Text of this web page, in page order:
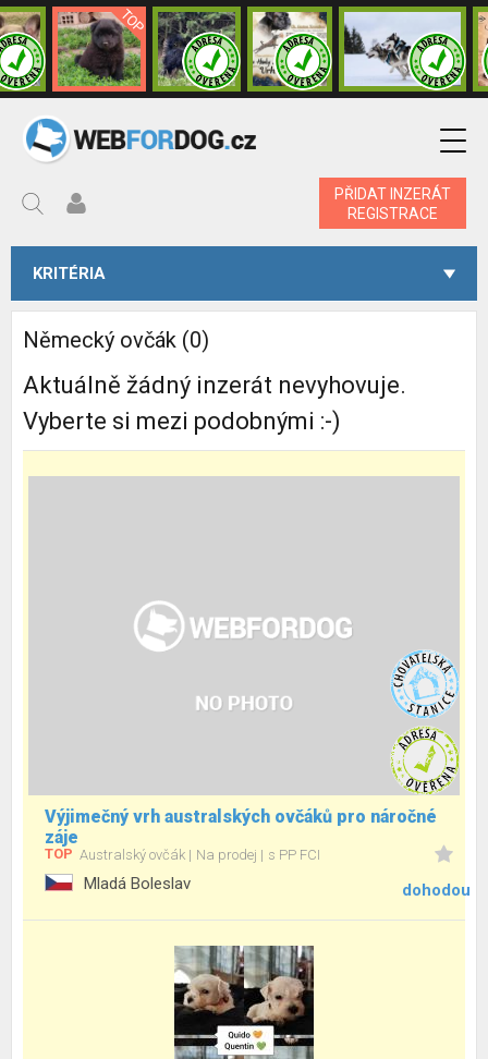
PŘIDAT INZERÁT
REGISTRACE
KRITÉRIA
Německý ovčák (0)
Aktuálně žádný inzerát nevyhovuje.
Vyberte si mezi podobnými :-)
Výjimečný vrh australských ovčáků pro náročné
záje
TOP Australský ovčák Na prodej s PP FCI
Mladá Boleslav dohodou